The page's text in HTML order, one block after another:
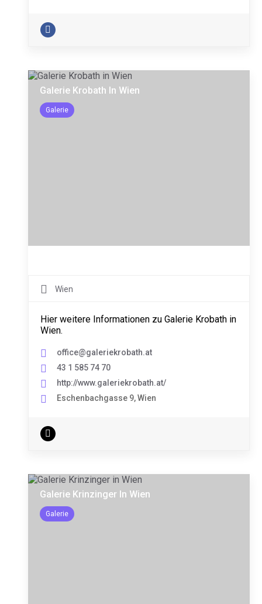
Galerie Krobath In Wien
Galerie
Wien
Hier weitere Informationen zu Galerie Krobath in
Wien.
office@galeriekrobath.at
43 1 585 74 70
http://www.galeriekrobath.at/
Eschenbachgasse 9, Wien
Galerie Krinzinger In Wien
Galerie